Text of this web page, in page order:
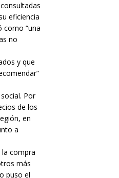
eficiencia
como “una
no
y que
Por
de los
en
a
la compra
más
puso el